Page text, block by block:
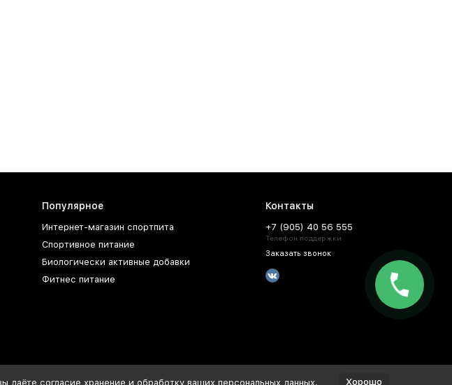
Популярное
Интернет-магазин спортпита
Спортивное питание
Биологически активные добавки
Фитнес питание
Контакты
+7 (905) 40 56 555
Телефон поддержки
Заказать звонок
согласие хранение и обработку ваших персональных данных. Хорошо